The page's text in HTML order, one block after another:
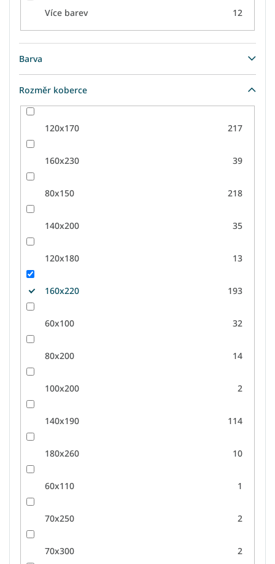
Více barev 12
Barva
Rozměr koberce
120x170 217
160x230 39
80x150 218
140x200 35
120x180 13
160x220 193
60x100 32
80x200 14
100x200 2
140x190 114
180x260 10
60x110 1
70x250 2
70x300 2